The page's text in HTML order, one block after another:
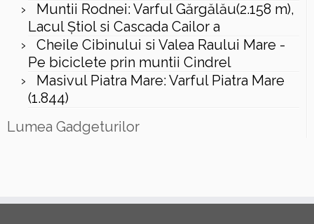
Muntii Rodnei: Varful Gărgălău(2.158 m),
Lacul Ştiol si Cascada Cailor a
Cheile Cibinului si Valea Raului Mare -
Pe biciclete prin muntii Cindrel
Masivul Piatra Mare: Varful Piatra Mare
(1.844)
Lumea Gadgeturilor